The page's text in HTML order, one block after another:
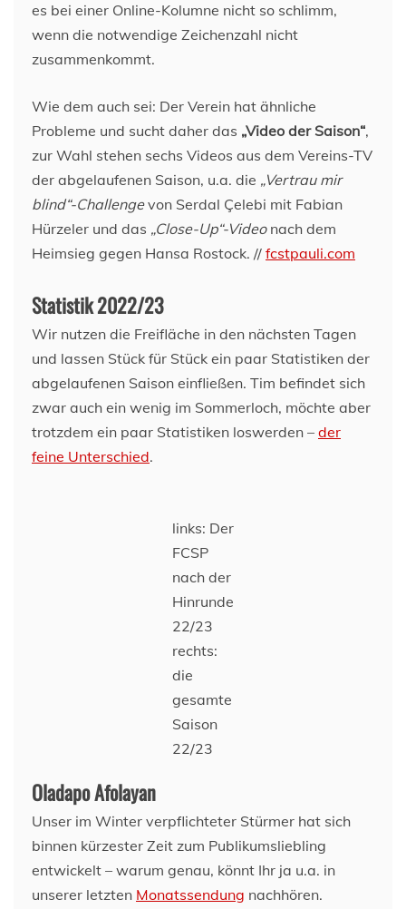
es bei einer Online-Kolumne nicht so schlimm,
wenn die notwendige Zeichenzahl nicht
zusammenkommt.
Wie dem auch sei: Der Verein hat ähnliche
Probleme und sucht daher das „Video der Saison“,
zur Wahl stehen sechs Videos aus dem Vereins-TV
der abgelaufenen Saison, u.a. die „Vertrau mir
blind“-Challengevon Serdal Çelebi mit Fabian
Hürzeler und das „Close-Up“-Videonach dem
Heimsieg gegen Hansa Rostock. // fcstpauli.com
Statistik 2022/23
Wir nutzen die Freifläche in den nächsten Tagen
und lassen Stück für Stück ein paar Statistiken der
abgelaufenen Saison einfließen. Tim befindet sich
zwar auch ein wenig im Sommerloch, möchte aber
trotzdem ein paar Statistiken loswerden – der
feine Unterschied.
links: Der
FCSP
nach der
Hinrunde
22/23
rechts:
die
gesamte
Saison
22/23
Oladapo Afolayan
Unser im Winter verpflichteter Stürmer hat sich
binnen kürzester Zeit zum Publikumsliebling
entwickelt – warum genau, könnt Ihr ja u.a. in
unserer letzten Monatssendung nachhören.